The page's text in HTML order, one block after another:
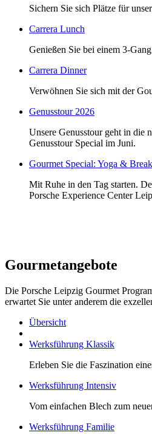
Sichern Sie sich Plätze für
Carrera Lunch
Genießen Sie bei einem 3-
Carrera Dinner
Verwöhnen Sie sich mit der
Genusstour 2026
Unsere Genusstour geht in die
Genusstour Special im Juni.
Gourmet Special: Yoga &
Mit Ruhe in den Tag starten.
Porsche Experience Center
Gourmetangebote
Die Porsche Leipzig Gourmet
erwartet Sie unter anderem die
Übersicht
Werksführung Klassik
Erleben Sie die Faszination
Werksführung Intensiv
Vom einfachen Blech zum
Werksführung Familie